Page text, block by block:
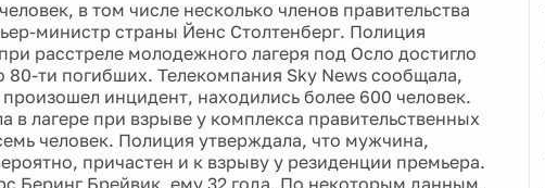
в том числе несколько членов правительства
министр страны Йенс Столтенберг. Полиция
расстреле молодежного лагеря под Осло достигло
80-ти погибших. Телекомпания Sky News сообщала,
произошел инцидент, находились более 600 человек.
в лагере при взрыве у комплекса правительственных
человек. Полиция утверждала, что мужчина,
причастен и к взрыву у резиденции премьера.